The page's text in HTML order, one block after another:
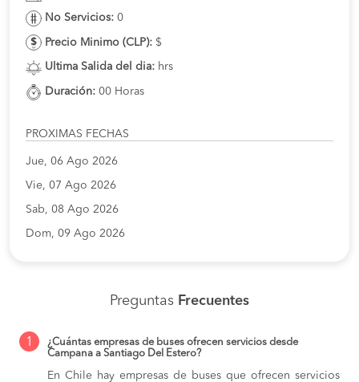
No Servicios: 0
Precio Minimo (CLP): $
Ultima Salida del dia: hrs
Duración: 00 Horas
PROXIMAS FECHAS
Jue, 06 Ago 2026
Vie, 07 Ago 2026
Sab, 08 Ago 2026
Dom, 09 Ago 2026
Preguntas Frecuentes
1
¿Cuántas empresas de buses ofrecen servicios desde
Campana a Santiago Del Estero?
En Chile hay empresas de buses que ofrecen servicios